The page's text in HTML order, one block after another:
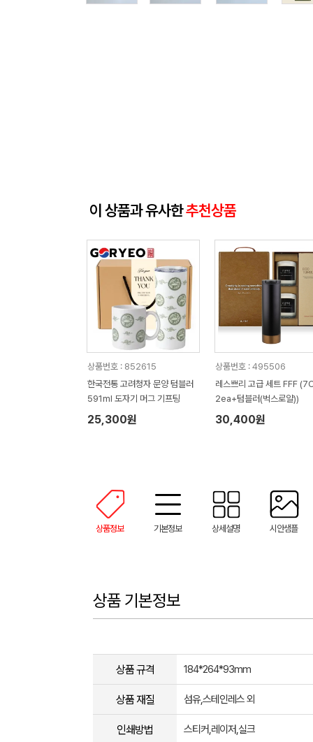
이 상품과 유사한추천상품
상품번호 : 852615
한국전통 고려청자 문양 텀블러
591ml 도자기 머그 기프팅
25,300원
상품번호 : 495506
레스쁘리 고급 세트 FFF
2ea+텀블러(벅스로얄))
30,400원
상품정보 기본정보 상세설명 시안샘플
상품 기본정보
상품 규격 184*264*93mm
상품 재질 섬유,스테인레스 외
인쇄방법 스티커,레이저,실크